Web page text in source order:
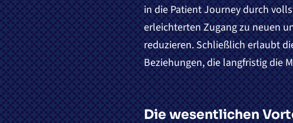
in die Patient Journey durch
erleichterten Zugang zu neuen
reduzieren. Schließlich erlaubt
Beziehungen, die langfristig die
Die wesentlichen